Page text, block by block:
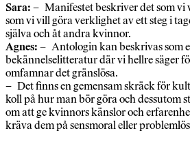
Sara: – Manifestet beskriver det som vi
som vi vill göra verklighet av ett steg i
själva och åt andra kvinnor.
Agnes: – Antologin kan beskrivas som
bekännelselitteratur där vi hellre säger
omfamnar det gränslösa.
– Det finns en gemensam skräck för
koll på hur man bör göra och dessutom
om att ge kvinnors känslor och
kräva dem på sensmoral eller